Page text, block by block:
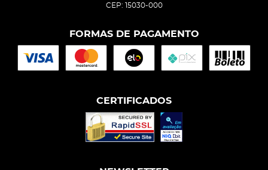
CEP: 15030-000
FORMAS DE PAGAMENTO
CERTIFICADOS